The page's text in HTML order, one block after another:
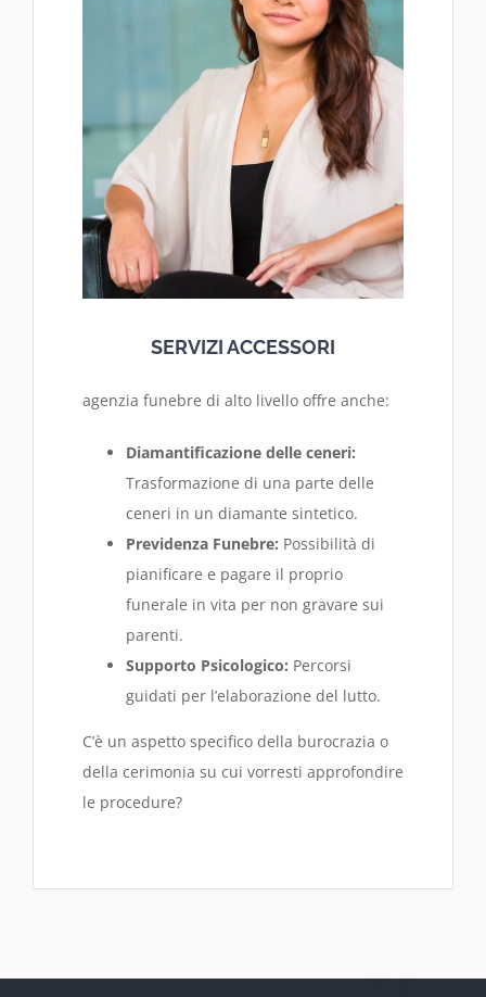
SERVIZI ACCESSORI
agenzia funebre di alto livello offre anche:
Diamantificazione delle ceneri:
Trasformazione di una parte delle
ceneri in un diamante sintetico.
Previdenza Funebre: Possibilità di
pianificare e pagare il proprio
funerale in vita per non gravare sui
parenti.
Supporto Psicologico: Percorsi
guidati per l’elaborazione del lutto.
C’è un aspetto specifico della burocrazia o
della cerimonia su cui vorresti approfondire
le procedure?